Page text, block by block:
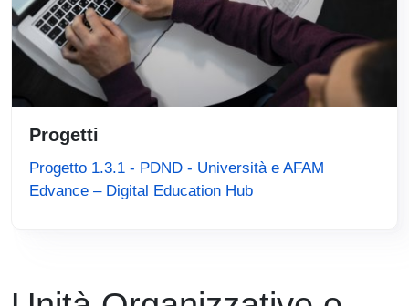
Progetti
Progetto 1.3.1 - PDND - Università e AFAM
Edvance – Digital Education Hub